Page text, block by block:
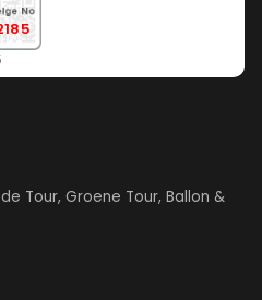
Tour, Groene Tour, Ballon &